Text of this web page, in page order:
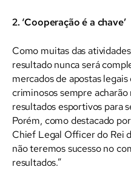
2. ‘Cooperação é a chave’
Como muitas das
resultado nunca será
mercados de apostas
criminosos sempre
resultados esportivos para
Porém, como destacado
Chief Legal Officer do Rei
não teremos sucesso no
resultados.”